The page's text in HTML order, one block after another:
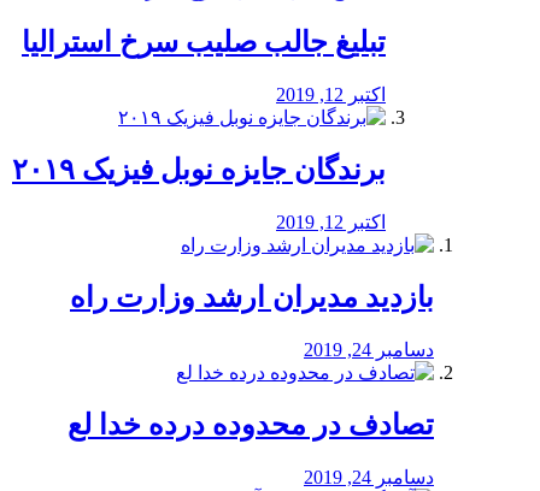
تبلیغ جالب صلیب سرخ استرالیا
اکتبر 12, 2019
برندگان جایزه نوبل فیزیک ۲۰۱۹
اکتبر 12, 2019
بازدید مدیران ارشد وزارت راه
دسامبر 24, 2019
تصادف در محدوده درده خدا لع
دسامبر 24, 2019